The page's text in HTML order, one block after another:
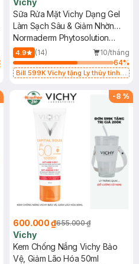
Vichy
Sữa Rửa Mặt Vichy Dạng Gel
Làm Sạch Sâu & Giảm Nhờn
200ml
Normaderm Phytosolution
Intensive Purifying Gel
4.9 (14)
10/tháng
64%
Bill 599K Vichy tặng Ly thủy tinh
-8 %
600.000 ₫655.000 ₫
Vichy
Kem Chống Nắng Vichy Bảo
Vệ, Giảm Lão Hóa 50ml